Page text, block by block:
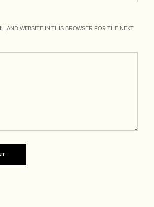
AND WEBSITE IN THIS BROWSER FOR THE NEXT